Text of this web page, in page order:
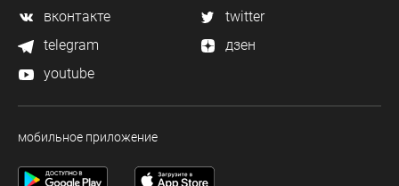
вконтакте
twitter
telegram
дзен
youtube
мобильное приложение